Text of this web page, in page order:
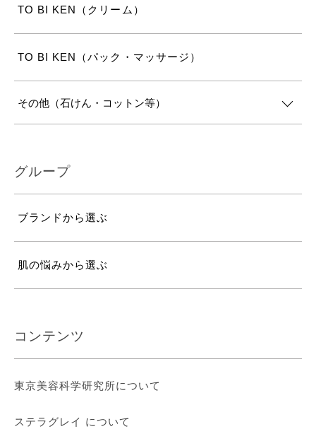
TO BI KEN（クリーム）
TO BI KEN（パック・マッサージ）
その他（石けん・コットン等）
グループ
ブランドから選ぶ
肌の悩みから選ぶ
コンテンツ
東京美容科学研究所について
ステラグレイ について